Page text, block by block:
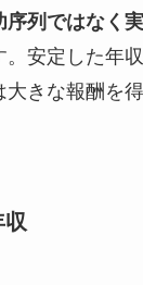
序列ではなく
。安定した年
きな報酬を